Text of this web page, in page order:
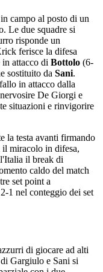
campo al posto di un
Le due squadre si
risponde un
ferisce la difesa
attacco di Bottolo (6-
sostituito da Sani.
in attacco dalla
De Giorgi e
situazioni e rinvigorire
la testa avanti firmando
miracolo in difesa,
il break di
caldo del match
set point a
1 nel conteggio dei set
di giocare ad alti
Gargiulo e Sani si